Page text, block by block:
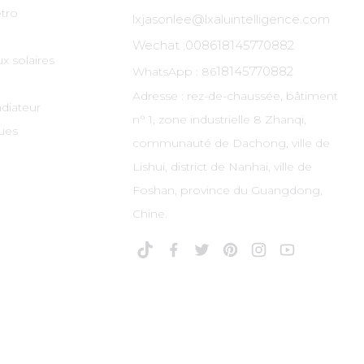
solaires
lxjasonlee@lxaluintelligence.com
Wechat :008618145770882
WhatsApp : 8618145770882
Adresse : rez-de-chaussée, bâtiment
n° 1, zone industrielle 8 Zhanqi,
communauté de Dachong, ville de
Lishui, district de Nanhai, ville de
Foshan, province du Guangdong,
Chine.